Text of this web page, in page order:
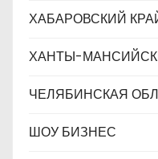
ХАБАРОВСКИЙ
ХАНТЫ-
ЧЕЛЯБИНСКАЯ
ШОУ БИЗНЕС